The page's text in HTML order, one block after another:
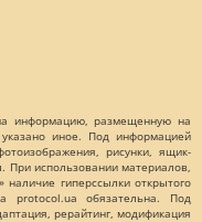
информацию, размещенную на
иное. Под информацией
рисунки, ящик-
При использовании материалов,
гиперссылки открытого
protocol.ua обязательна. Под
рерайтинг, модификация